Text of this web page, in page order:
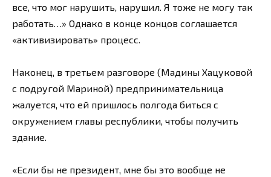
все, что мог нарушить, нарушил. Я тоже не могу так
работать…» Однако в конце концов соглашается
«активизировать» процесс.
Наконец, в третьем разговоре (Мадины Хацуковой
с подругой Мариной) предпринимательница
жалуется, что ей пришлось полгода биться с
окружением главы республики, чтобы получить
здание.
«Если бы не президент, мне бы это вообще не